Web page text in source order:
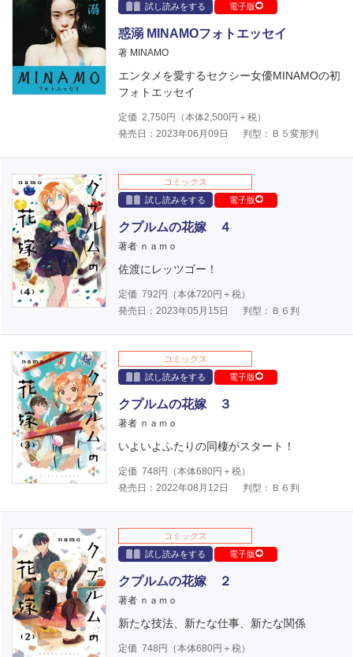
試し読みをする
電子版
惑溺 MINAMOフォトエッセイ
著 MINAMO
エンタメを愛するセクシー女優MINAMOの初
フォトエッセイ
定価 2,750円（本体2,500円＋税）
発売日：2023年06月09日
判型：Ｂ５変形判
コミックス
試し読みをする
電子版
クプルムの花嫁 ４
著者 ｎａｍｏ
佐渡にレッツゴー！
定価 792 円（本体720円＋税）
発売日：2023年05月15日
判型：Ｂ６判
コミックス
試し読みをする
電子版
クプルムの花嫁 ３
著者 ｎａｍｏ
いよいよふたりの同棲がスタート！
定価 748 円（本体680円＋税）
発売日：2022年08月12日
判型：Ｂ６判
コミックス
試し読みをする
電子版
クプルムの花嫁 ２
著者 ｎａｍｏ
新たな技法、新たな仕事、新たな関係
定価 748 円（本体680円＋税）